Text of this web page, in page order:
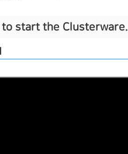
to start the Clusterware.